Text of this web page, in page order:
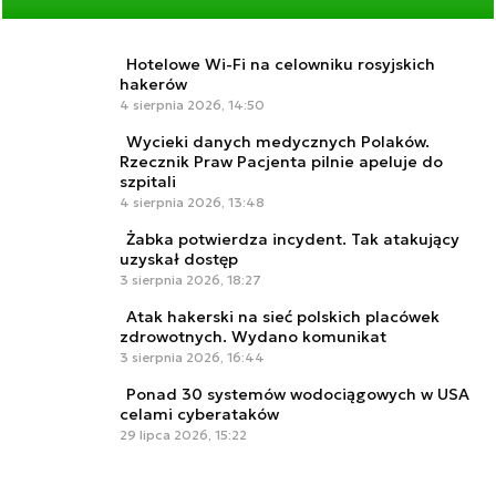
Hotelowe Wi-Fi na celowniku rosyjskich
hakerów
4 sierpnia 2026, 14:50
Wycieki danych medycznych Polaków.
Rzecznik Praw Pacjenta pilnie apeluje do
szpitali
4 sierpnia 2026, 13:48
Żabka potwierdza incydent. Tak atakujący
uzyskał dostęp
3 sierpnia 2026, 18:27
Atak hakerski na sieć polskich placówek
zdrowotnych. Wydano komunikat
3 sierpnia 2026, 16:44
Ponad 30 systemów wodociągowych w USA
celami cyberataków
29 lipca 2026, 15:22